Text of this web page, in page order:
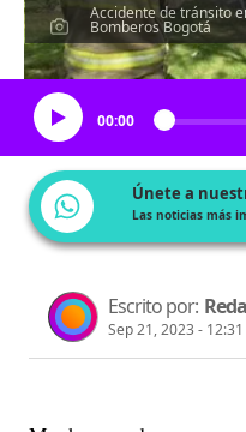
Accidente de tránsito
Bomberos Bogotá
00:00
Únete a
Las noticias más
Escrito por:
Sep 21, 2023 -